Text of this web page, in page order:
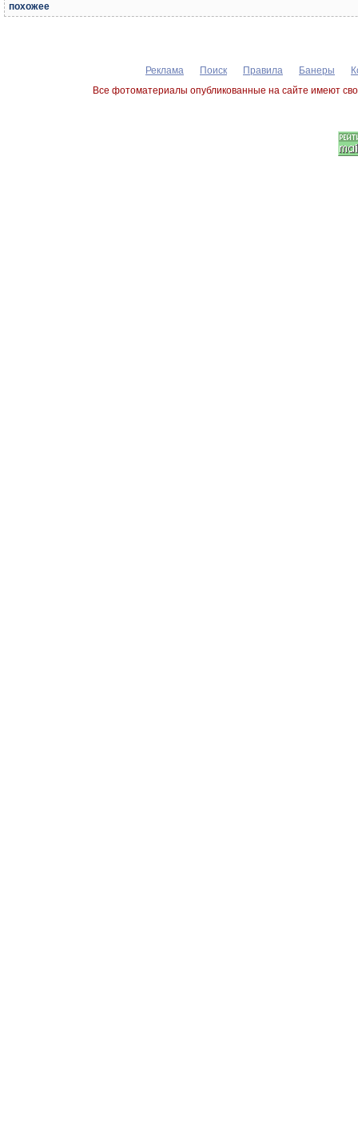
похожее
Реклама Поиск Правила Банеры
Все фотоматериалы опубликованные на сайте имеют